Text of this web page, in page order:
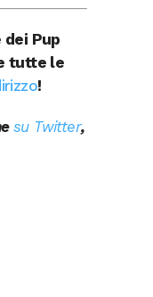
dei Pup
tutte le
!
su Twitter,